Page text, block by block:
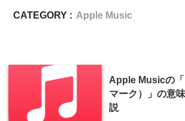
CATEGORY : Apple Music
Apple Musicの
マーク）」の意
説